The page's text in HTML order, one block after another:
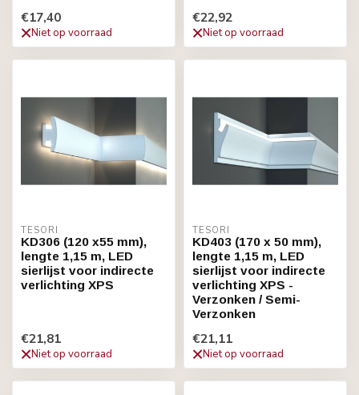
€17,40
Niet op voorraad
€22,92
Niet op voorraad
TESORI
KD306 (120 x55 mm),
lengte 1,15 m, LED
sierlijst voor indirecte
verlichting XPS
€21,81
Niet op voorraad
TESORI
KD403 (170 x 50 mm),
lengte 1,15 m, LED
sierlijst voor indirecte
verlichting XPS -
Verzonken / Semi-
Verzonken
€21,11
Niet op voorraad